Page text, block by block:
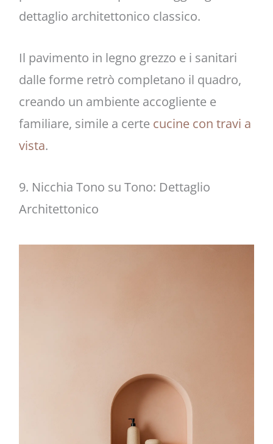
dettaglio architettonico classico.
Il pavimento in legno grezzo e i sanitari
dalle forme retrò completano il quadro,
creando un ambiente accogliente e
familiare, simile a certe cucine con travi a
vista.
9. Nicchia Tono su Tono: Dettaglio
Architettonico